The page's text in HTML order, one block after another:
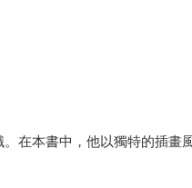
在本書中，他以獨特的插畫